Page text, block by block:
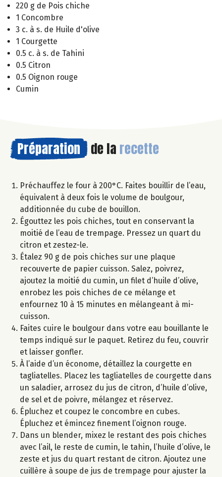
220 g de Pois chiche
1 Concombre
3 c. à s. de Huile d'olive
1 Courgette
0.5 c. à s. de Tahini
0.5 Citron
0.5 Oignon rouge
Cumin
Préparation de la recette
Préchauffez le four à 200°C. Faites bouillir de l’eau,
équivalent à deux fois le volume de boulgour,
additionnée du cube de bouillon.
Égouttez les pois chiches, tout en conservant la
moitié de l’eau de trempage. Pressez un quart du
citron et zestez-le.
Étalez 90 g de pois chiches sur une plaque
recouverte de papier cuisson. Salez, poivrez,
ajoutez la moitié du cumin, un filet d’huile d’olive,
enrobez les pois chiches de ce mélange et
enfournez 10 à 15 minutes en mélangeant à mi-
cuisson.
Faites cuire le boulgour dans votre eau bouillante le
temps indiqué sur le paquet. Retirez du feu, couvrir
et laisser gonfler.
À l’aide d’un économe, détaillez la courgette en
tagliatelles. Placez les tagliatelles de courgette dans
un saladier, arrosez du jus de citron, d’huile d’olive,
de sel et de poivre, mélangez et réservez.
Épluchez et coupez le concombre en cubes.
Épluchez et émincez finement l’oignon rouge.
Dans un blender, mixez le restant des pois chiches
avec l’ail, le reste de cumin, le tahin, l’huile d’olive, le
zeste et jus du quart restant de citron. Ajoutez une
cuillère à soupe de jus de trempage pour ajuster la